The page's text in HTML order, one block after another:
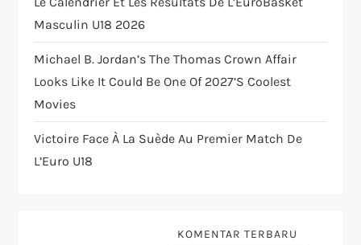
o
n
Masculin U18 2026
Michael B. Jordan’s The Thomas Crown Affair
Looks Like It Could Be One Of 2027’s Coolest
Movies
Victoire Face À La Suède Au Premier Match De
L’Euro U18
KOMENTAR TERBARU